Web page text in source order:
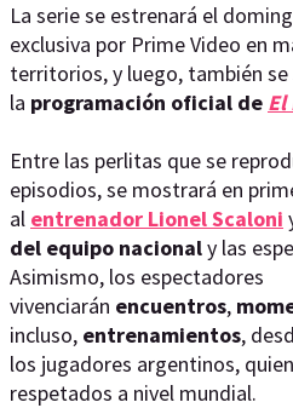
La serie se estrenará el
exclusiva por Prime Video en
territorios, y luego, también se
la programación oficial de El
Entre las perlitas que se
episodios, se mostrará en
al entrenador Lionel Scaloni
del equipo nacionaly las
Asimismo, los espectadores
vivenciarán encuentros,
incluso, entrenamientos,
los jugadores argentinos,
respetados a nivel mundial.